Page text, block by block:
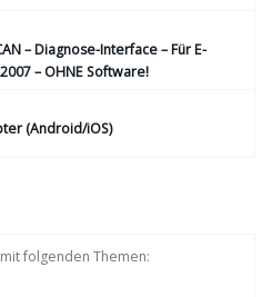
– Diagnose-Interface – Für E-
– OHNE Software!
(Android/iOS)
folgenden Themen: